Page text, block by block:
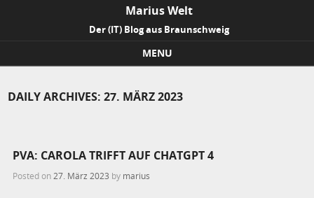
Marius Welt
Der (IT) Blog aus Braunschweig
MENU
DAILY ARCHIVES:27. MÄRZ 2023
PVA: CAROLA TRIFFT AUF CHATGPT 4
Posted on 27. März 2023 by marius